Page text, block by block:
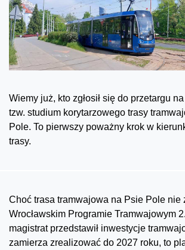
Wiemy już, kto zgłosił się do przetargu
tzw. studium korytarzowego trasy
Pole. To pierwszy poważny krok w
trasy.
Choć trasa tramwajowa na Psie Pole nie
Wrocławskim Programie Tramwajowym
magistrat przedstawił inwestycje
zamierza zrealizować do 2027 roku, to